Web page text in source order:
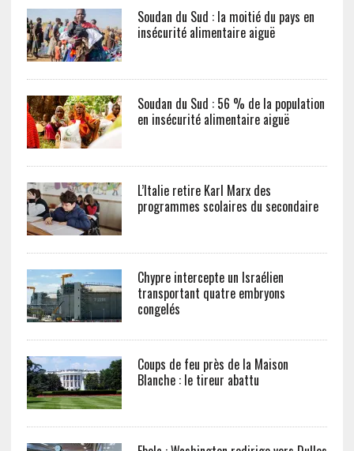
Soudan du Sud : la moitié du pays en
insécurité alimentaire aiguë
Soudan du Sud : 56 % de la population
en insécurité alimentaire aiguë
L’Italie retire Karl Marx des
programmes scolaires du secondaire
Chypre intercepte un Israélien
transportant quatre embryons
congelés
Coups de feu près de la Maison
Blanche : le tireur abattu